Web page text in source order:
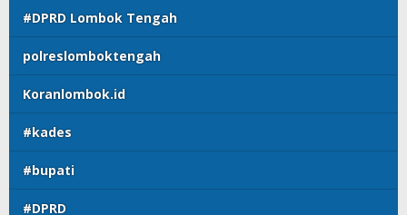
#DPRD Lombok Tengah
polreslomboktengah
Koranlombok.id
#kades
#bupati
#DPRD